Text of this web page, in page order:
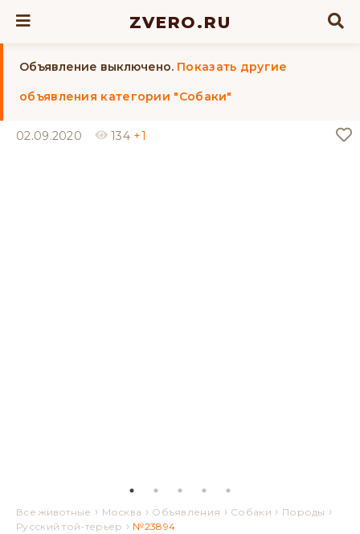
ZVERO.RU
Объявление выключено. Показать другие
объявления категории "Собаки"
02.09.2020 134 +1
Все животные › Москва › Объявления › Собаки › Породы ›
Русский той-терьер › №23894